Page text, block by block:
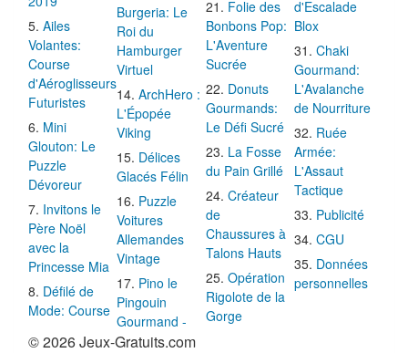
Ailes
Volantes:
Course
d'Aéroglisseurs
Futuristes
Mini
Glouton: Le
Puzzle
Dévoreur
Invitons le
Père Noël
avec la
Princesse Mia
Défilé de
Mode: Course
Burgeria: Le
Roi du
Hamburger
Virtuel
ArchHero :
L'Épopée
Viking
Délices
Glacés Félin
Puzzle
Voitures
Allemandes
Vintage
Pino le
Pingouin
Gourmand -
Folie des
Bonbons Pop:
L'Aventure
Sucrée
Donuts
Gourmands:
Le Défi Sucré
La Fosse
du Pain Grillé
Créateur
de
Chaussures à
Talons Hauts
Opération
Rigolote de la
Gorge
d'Escalade
Blox
Chaki
Gourmand:
L'Avalanche
de Nourriture
Ruée
Armée:
L'Assaut
Tactique
Publicité
CGU
Données
personnelles
© 2026 Jeux-Gratuits.com